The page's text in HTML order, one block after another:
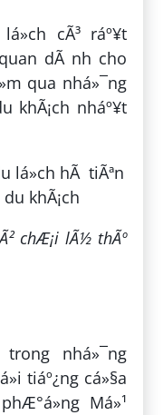
cÃ³ ráº¥t
quan dÃ nh cho
qua nhá»¯ng
khÃ¡ch nháº¥t
chÆ¡i lÃ½ thÃº
trong nhá»¯ng
tiáº¿ng cá»§a
Má»¹